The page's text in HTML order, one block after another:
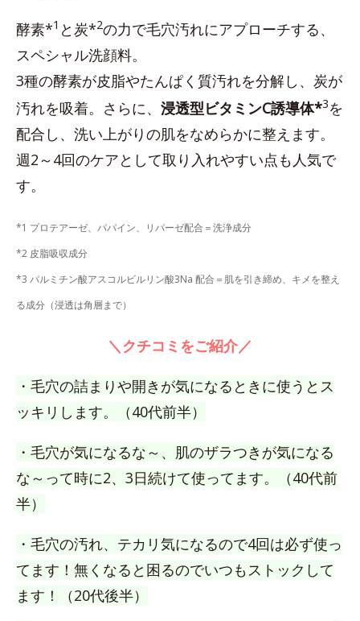
酵素*1 と炭*2の力で毛穴汚れにアプローチする、
スペシャル洗顔料。
3種の酵素が皮脂やたんぱく質汚れを分解し、炭が
汚れを吸着。さらに、 浸透型ビタミンC誘導体*3を
配合し、洗い上がりの肌をなめらかに整えます。
週2～4回のケアとして取り入れやすい点も人気で
す。
*1 プロテアーゼ、パパイン、リパーゼ配合＝洗浄成分
*2 皮脂吸収成分
*3 パルミチン酸アスコルビルリン酸3Na 配合＝肌を引き締め、キメを整え
る成分（浸透は角層まで）
＼クチコミをご紹介／
・毛穴の詰まりや開きが気になるときに使うとス
ッキリします。（40代前半）
・毛穴が気になるな～、肌のザラつきが気になる
な～って時に2、3日続けて使ってます。（40代前
半）
・毛穴の汚れ、テカリ気になるので4回は必ず使っ
てます！無くなると困るのでいつもストックして
ます！（20代後半）